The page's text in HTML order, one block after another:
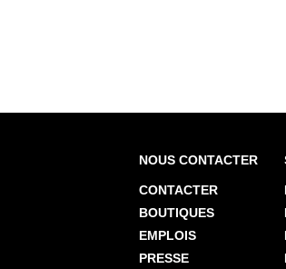
NOUS CONTACTER
CONTACTER
BOUTIQUES
EMPLOIS
PRESSE